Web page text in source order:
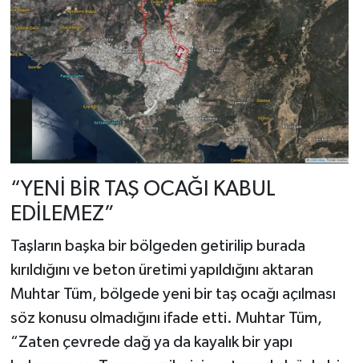
“YENİ BİR TAŞ OCAĞI KABUL
EDİLEMEZ”
Taşların başka bir bölgeden getirilip burada
kırıldığını ve beton üretimi yapıldığını aktaran
Muhtar Tüm, bölgede yeni bir taş ocağı açılması
söz konusu olmadığını ifade etti. Muhtar Tüm,
“Zaten çevrede dağ ya da kayalık bir yapı